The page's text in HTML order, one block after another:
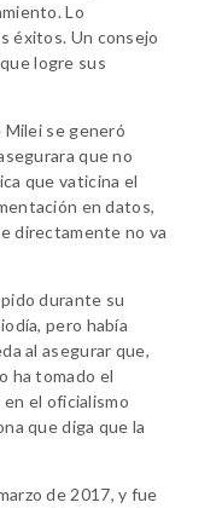
Lo
éxitos. Un consejo
logre sus
Milei se generó
que no
que vaticina el
en datos,
directamente no va
durante su
pero había
al asegurar que,
ha tomado el
el oficialismo
que diga que la
de 2017, y fue